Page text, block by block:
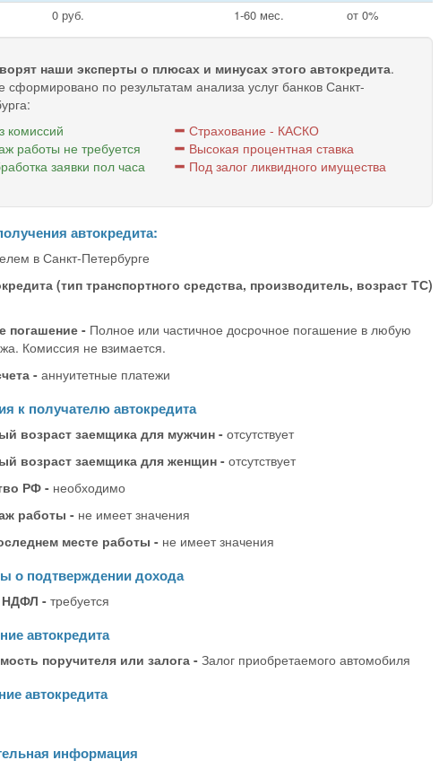
0 руб. 1‑60 мес. от 0%
наши эксперты о плюсах и минусах этого автокредита.
сформировано по результатам анализа услуг банков Санкт-
комиссий
работы не требуется
заявки пол часа
Страхование - КАСКО
Высокая процентная ставка
Под залог ликвидного имущества
автокредита:
в Санкт-Петербурге
(тип транспортного средства, производитель, возраст ТС)
погашение - Полное или частичное досрочное погашение в любую
Комиссия не взимается.
- аннуитетные платежи
к получателю автокредита
возраст заемщика для мужчин -отсутствует
возраст заемщика для женщин - отсутствует
РФ - необходимо
работы - не имеет значения
месте работы - не имеет значения
о подтверждении дохода
НДФЛ -требуется
автокредита
поручителя или залога -Залог приобретаемого автомобиля
автокредита
информация